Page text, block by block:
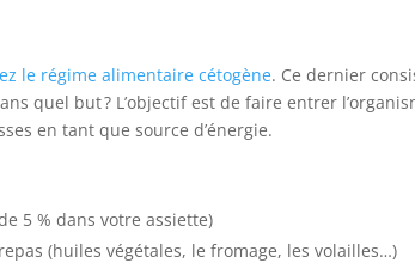
le régime alimentaire cétogène. Ce dernier
quel but ? L’objectif est de faire entrer
en tant que source d’énergie.
5 % dans votre assiette)
(huiles végétales, le fromage, les volailles…)